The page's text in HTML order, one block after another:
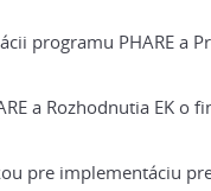
programu PHARE a
a Rozhodnutia EK o
pre implementáciu